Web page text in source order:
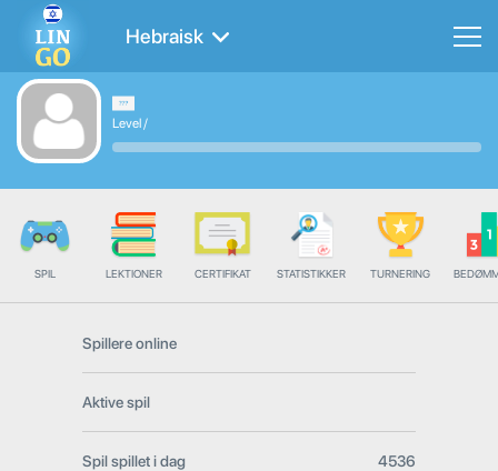
Hebraisk
Level/
SPIL LEKTIONER CERTIFIKAT STATISTIKKER TURNERING
Spillere online
Aktive spil
Spil spillet i dag 4536